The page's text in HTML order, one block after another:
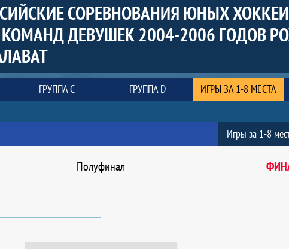
СОРЕВНОВАНИЯ ЮНЫХ
КОМАНД ДЕВУШЕК 2004-2006 ГОДОВ
ГРУППА C ГРУППА D ИГРЫ ЗА 1-8 МЕСТА
Игры за 1-8
Полуфинал